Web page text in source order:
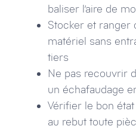
baliser l’aire de
Stocker et ranger
matériel sans
tiers
Ne pas recouvrir
un échafaudage
Vérifier le bon
au rebut toute